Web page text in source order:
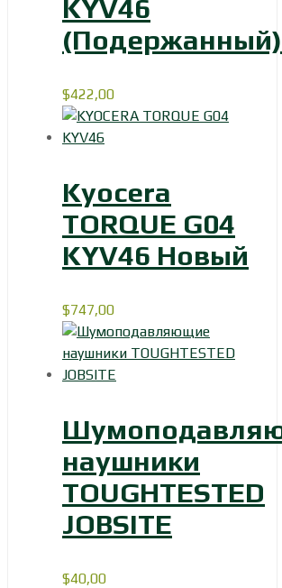
KYV46
(Подержанный)
$422,00
Kyocera
TORQUE G04
KYV46 Новый
$747,00
наушники
TOUGHTESTED
JOBSITE
$40,00